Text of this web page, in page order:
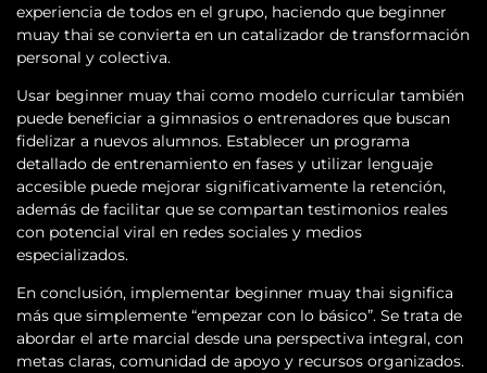
experiencia de todos en el grupo, haciendo que beginner
muay thai se convierta en un catalizador de transformación
personal y colectiva.
Usar beginner muay thai como modelo curricular también
puede beneficiar a gimnasios o entrenadores que buscan
fidelizar a nuevos alumnos. Establecer un programa
detallado de entrenamiento en fases y utilizar lenguaje
accesible puede mejorar significativamente la retención,
además de facilitar que se compartan testimonios reales
con potencial viral en redes sociales y medios
especializados.
En conclusión, implementar beginner muay thai significa
más que simplemente “empezar con lo básico”. Se trata de
abordar el arte marcial desde una perspectiva integral, con
metas claras, comunidad de apoyo y recursos organizados.